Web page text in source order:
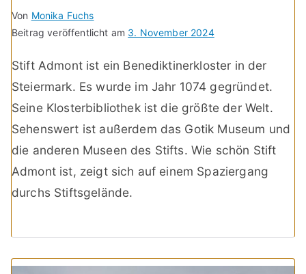
Von Monika Fuchs
Beitrag veröffentlicht am 3. November 2024
Stift Admont ist ein Benediktinerkloster in der
Steiermark. Es wurde im Jahr 1074 gegründet.
Seine Klosterbibliothek ist die größte der Welt.
Sehenswert ist außerdem das Gotik Museum und
die anderen Museen des Stifts. Wie schön Stift
Admont ist, zeigt sich auf einem Spaziergang
durchs Stiftsgelände.